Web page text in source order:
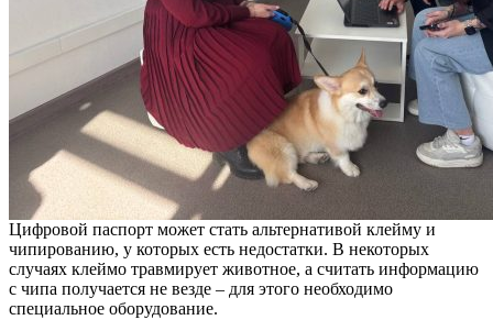
Цифровой паспорт может стать альтернативой клейму и
чипированию, у которых есть недостатки. В некоторых
случаях клеймо травмирует животное, а считать информацию
с чипа получается не везде – для этого необходимо
специальное оборудование.